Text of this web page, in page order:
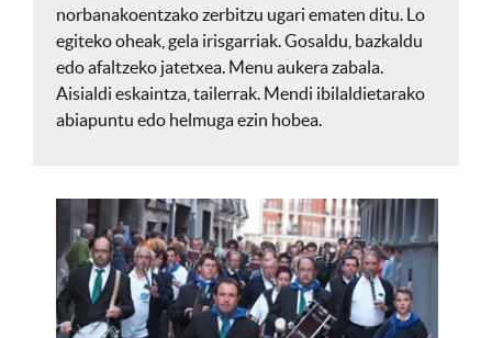
norbanakoentzako zerbitzu ugari ematen ditu. Lo
egiteko oheak, gela irisgarriak. Gosaldu, bazkaldu
edo afaltzeko jatetxea. Menu aukera zabala.
Aisialdi eskaintza, tailerrak. Mendi ibilaldietarako
abiapuntu edo helmuga ezin hobea.